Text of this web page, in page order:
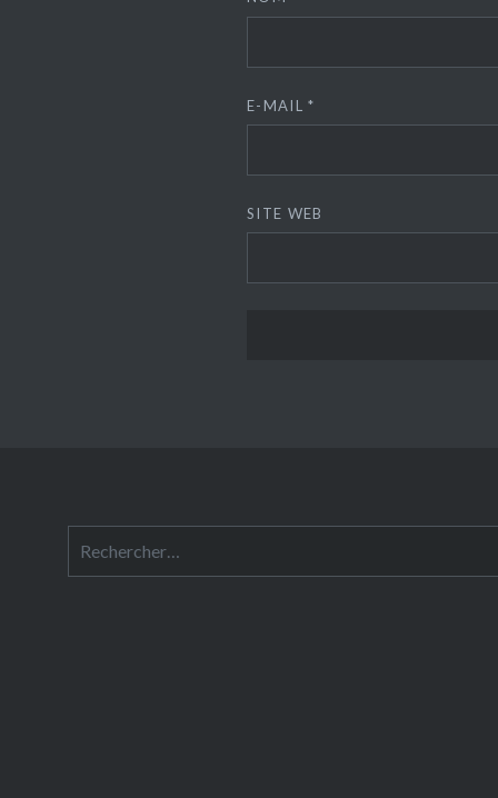
E-MAIL*
SITE WEB